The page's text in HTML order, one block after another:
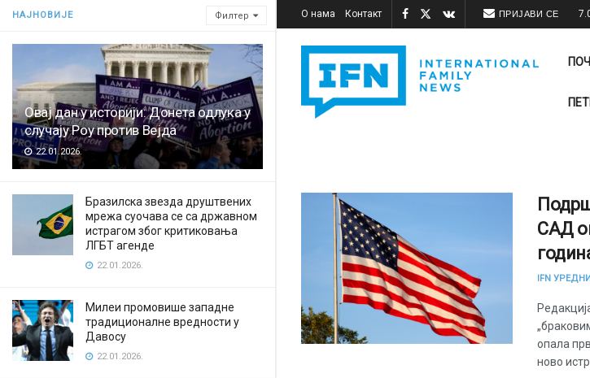
НАЈНОВИЈЕ Филтер
Овај дан у историји: Донета одлука у
случају Роу против Вејда
22.01.2026.
Бразилска звезда друштвених
мрежа суочава се са државном
истрагом због критиковања
ЛГБТ агенде
22.01.2026.
Милеи промовише западне
традиционалне вредности у
Давосу
22.01.2026.
О нама Контакт ПРИЈАВИ СЕ
САД
IFN
опала
ново